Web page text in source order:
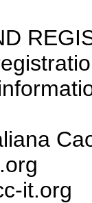
it.org